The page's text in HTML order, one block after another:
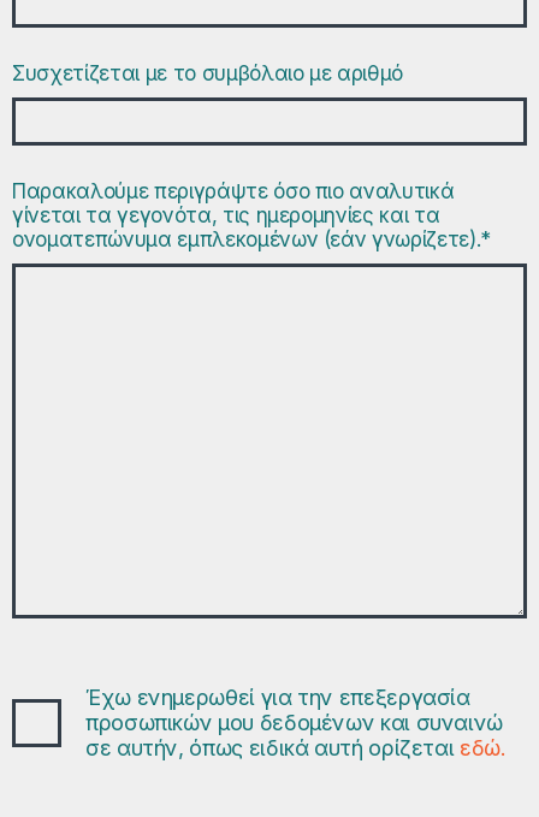
Συσχετίζεται με το συμβόλαιο με αριθμό
Παρακαλούμε περιγράψτε όσο πιο αναλυτικά
γίνεται τα γεγονότα, τις ημερομηνίες και τα
ονοματεπώνυμα εμπλεκομένων (εάν γνωρίζετε).*
Έχω ενημερωθεί για την επεξεργασία
προσωπικών μου δεδομένων και συναινώ
σε αυτήν, όπως ειδικά αυτή ορίζεται εδώ.